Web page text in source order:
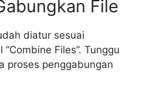
File
diatur sesuai
Files”. Tunggu
proses penggabungan